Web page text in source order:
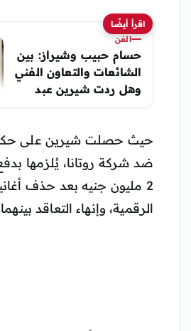
اقرأ أيضًا
الفن
حسام حبيب وشيراز: بين
الشائعات والتعاون الفني
وهل ردت شيرين عبد
الوهاب
حيث حصلت شيرين على
ضد شركة روتانا، يُلزمها
2 مليون جنيه بعد حذف
الرقمية، وإنهاء التعاقد